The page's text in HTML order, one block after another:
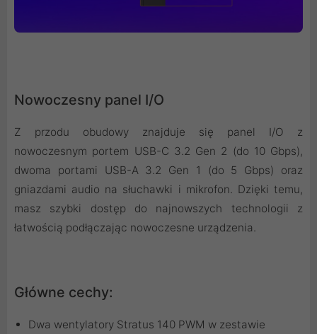
Nowoczesny panel I/O
Z przodu obudowy znajduje się panel I/O z
nowoczesnym portem USB-C 3.2 Gen 2 (do 10 Gbps),
dwoma portami USB-A 3.2 Gen 1 (do 5 Gbps) oraz
gniazdami audio na słuchawki i mikrofon. Dzięki temu,
masz szybki dostęp do najnowszych technologii z
łatwością podłączając nowoczesne urządzenia.
Główne cechy:
Dwa wentylatory Stratus 140 PWM w zestawie